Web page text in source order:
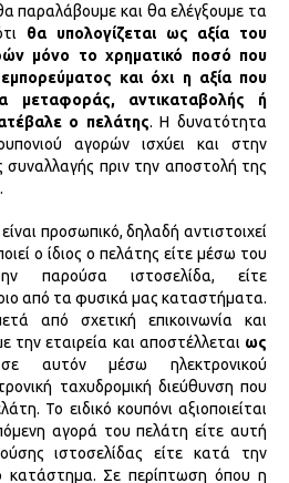
παραλάβουμε και θα ελέγξουμε τα
θα υπολογίζεται ως αξία του
μόνο το χρηματικό ποσό που
και όχι η αξία που
μεταφοράς, αντικαταβολής ή
ο πελάτης. Η δυνατότητα
αγορών ισχύει και στην
πριν την αποστολή της
προσωπικό, δηλαδή αντιστοιχεί
ο ίδιος ο πελάτης είτε μέσω του
παρούσα ιστοσελίδα, είτε
από τα φυσικά μας καταστήματα.
από σχετική επικοινωνία και
την εταιρεία και αποστέλλεται ως
σε αυτόν μέσω ηλεκτρονικού
ταχυδρομική διεύθυνση που
Το ειδικό κουπόνι αξιοποιείται
αγορά του πελάτη είτε αυτή
ιστοσελίδας είτε κατά την
κατάστημα. Σε περίπτωση όπου η